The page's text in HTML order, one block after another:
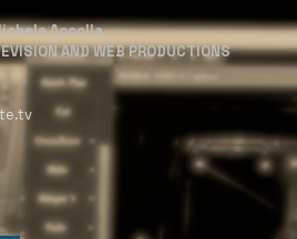
Accolla
AND WEB PRODUCTIONS